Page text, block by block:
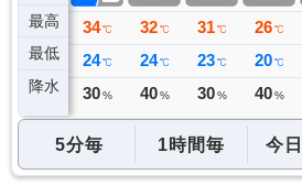
最高
最低
降水
34 ℃
25 ℃
0 ミリ
34 ℃
24 ℃
30 %
32 ℃
24 ℃
40 %
31 ℃
23 ℃
30 %
26 ℃
20 ℃
40 %
5分毎 1時間毎 今